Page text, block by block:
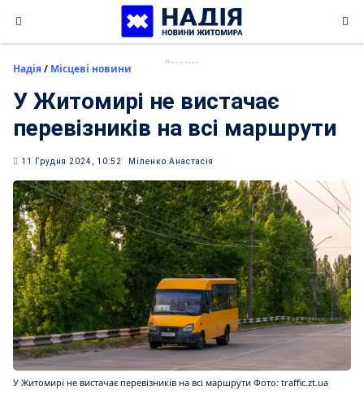
content
Надія/ Місцеві новини
У Житомирі не вистачає
перевізників на всі маршрути
11 Грудня 2024, 10:52 Міленко Анастасія
У Житомирі не вистачає перевізників на всі маршрути Фото: traffic.zt.ua